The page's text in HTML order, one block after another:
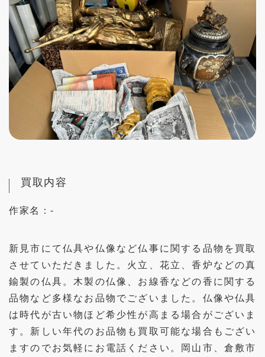
買取内容
作家名：-
新見市にて仏具や仏像など仏事に関する品物を買取
させていただきました。火立、花立、香炉などの真
鍮製の仏具。木製の仏像、お線香などの香に関する
品物など多様なお品物でございました。仏像や仏具
は時代が古い物ほど希少性が高まる場合がございま
す。新しい年代のお品物も買取可能な場合もござい
ますのでお気軽にお電話ください。岡山市、倉敷市